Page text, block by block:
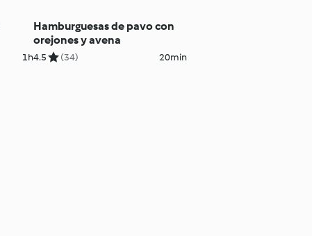
1h
Hamburguesas de pavo con
orejones y avena
4.5 (34) 20min